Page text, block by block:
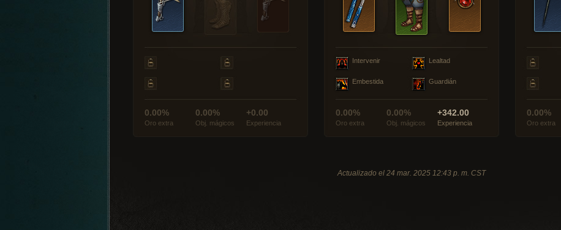
0.00%
Oro extra
0.00%
Obj. mágicos
+0.00
Experiencia
Intervenir Lealtad
Embestida Guardián
0.00%
Oro extra
0.00%
Obj. mágicos
+342.00
Experiencia
0.00%
Oro extra
Actualizado el 24 mar. 2025 12:43 p. m. CST